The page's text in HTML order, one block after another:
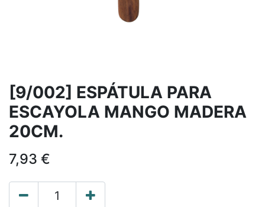
[9/002] ESPÁTULA PARA
ESCAYOLA MANGO MADERA
20CM.
7,93 €